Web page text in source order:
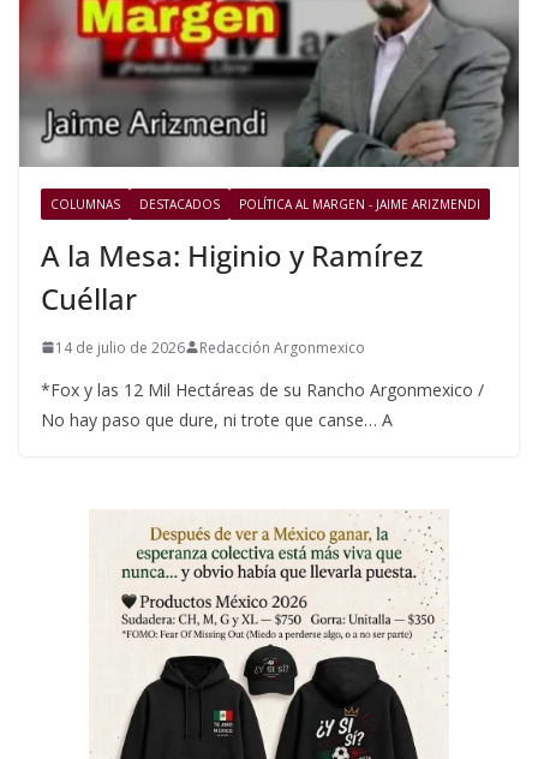
COLUMNAS DESTACADOS POLÍTICA AL MARGEN - JAIME ARIZMENDI
A la Mesa: Higinio y Ramírez
Cuéllar
14 de julio de 2026 Redacción Argonmexico
*Fox y las 12 Mil Hectáreas de su Rancho Argonmexico /
No hay paso que dure, ni trote que canse… A